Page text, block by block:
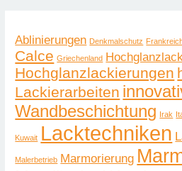
Ablinierungen Denkmalschutz
Calce Griechenland
Hochglanzlackierungen
Lackierarbeiten
Wandbeschichtung Irak
Kuwait Lacktechniken
Malerbetrieb Marmorierung